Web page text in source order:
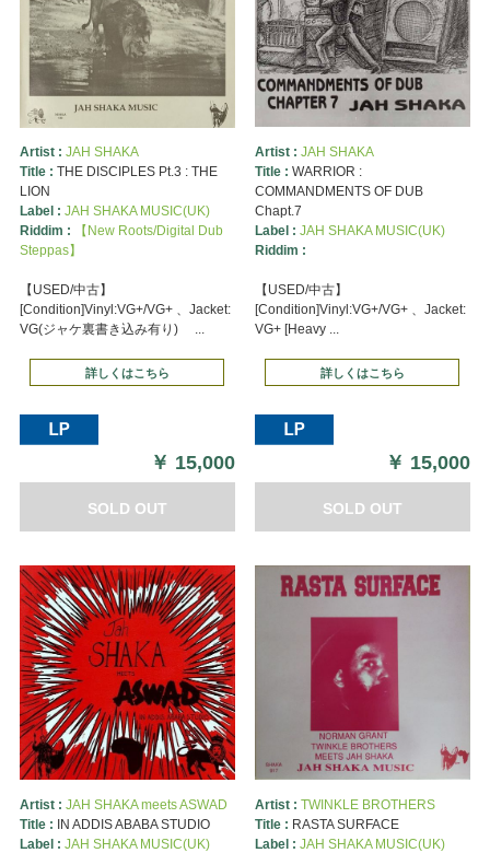
Artist : JAH SHAKA
Title : THE DISCIPLES Pt.3 : THE
LION
Label : JAH SHAKA MUSIC(UK)
Riddim :
【New Roots/Digital Dub
Steppas】
【USED/中古】
[Condition]Vinyl:VG+/VG+ 、Jacket:
VG(ジャケ裏書き込み有り) ...
詳しくはこちら
￥ 15,000
SOLD OUT
Artist : JAH SHAKA
Title : WARRIOR :
COMMANDMENTS OF DUB
Chapt.7
Label : JAH SHAKA MUSIC(UK)
Riddim :
【USED/中古】
[Condition]Vinyl:VG+/VG+ 、Jacket:
VG+ [Heavy ...
詳しくはこちら
￥ 15,000
SOLD OUT
Artist : JAH SHAKA meets ASWAD
Title : IN ADDIS ABABA STUDIO
Label : JAH SHAKA MUSIC(UK)
Artist : TWINKLE BROTHERS
Title : RASTA SURFACE
Label : JAH SHAKA MUSIC(UK)